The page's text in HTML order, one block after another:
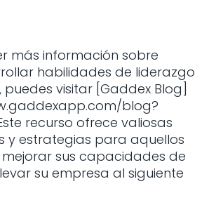
más información sobre
habilidades de liderazgo
visitar [Gaddex Blog]
blog?
recurso ofrece valiosas
y estrategias para aquellos
sus capacidades de
su empresa al siguiente